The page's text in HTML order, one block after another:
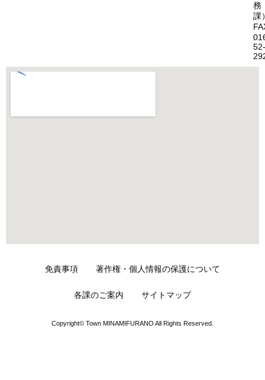
務
課
52-
免責事項 著作権・個人情報の保護について
各課のご案内 サイトマップ
Copyright© Town MINAMIFURANO All Rights Reserved.